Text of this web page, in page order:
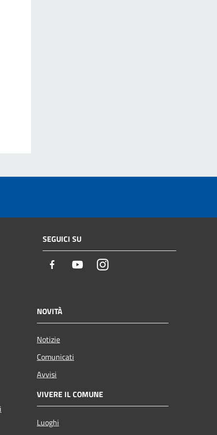
SEGUICI SU
Facebook YoutubeInstagram
NOVITÀ
Notizie
Comunicati
Avvisi
VIVERE IL COMUNE
Luoghi